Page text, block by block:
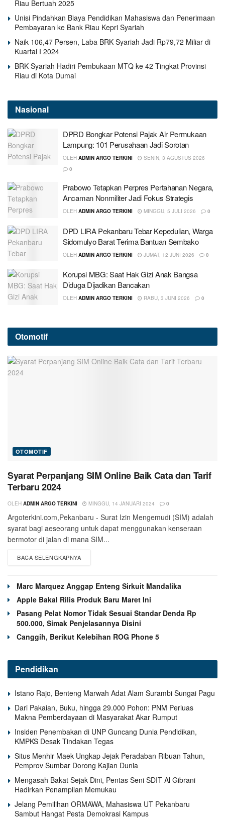
Riau Bertuah 2025
Unisi Pindahkan Biaya Pendidikan Mahasiswa dan Penerimaan
Pembayaran ke Bank Riau Kepri Syariah
Naik 106,47 Persen, Laba BRK Syariah Jadi Rp79,72 Miliar di
Kuartal I 2024
BRK Syariah Hadiri Pembukaan MTQ ke 42 Tingkat Provinsi
Riau di Kota Dumai
Nasional
DPRD Bongkar Potensi Pajak Air Permukaan
Lampung: 101 Perusahaan Jadi Sorotan
OLEH ADMIN ARGO TERKINI
SENIN, 3 AGUSTUS 2026
0
Prabowo Tetapkan Perpres Pertahanan Negara,
Ancaman Nonmiliter Jadi Fokus Strategis
OLEH ADMIN ARGO TERKINI MINGGU, 5 JULI 2026 0
DPD LIRA Pekanbaru Tebar Kepedulian, Warga
Sidomulyo Barat Terima Bantuan Sembako
OLEH ADMIN ARGO TERKINI JUMAT, 12 JUNI 2026 0
Korupsi MBG: Saat Hak Gizi Anak Bangsa
Diduga Dijadikan Bancakan
OLEH ADMIN ARGO TERKINI RABU, 3 JUNI 2026 0
Otomotif
OTOMOTIF
Syarat Perpanjang SIM Online Baik Cata dan Tarif
Terbaru 2024
OLEH ADMIN ARGO TERKINI MINGGU, 14 JANUARI 2024 0
Argoterkini.com,Pekanbaru - Surat Izin Mengemudi (SIM) adalah
syarat bagi aeseorang untuk dapat menggunakan kenseraan
bermotor di jalan di mana SIM...
BACA SELENGKAPNYA
Marc Marquez Anggap Enteng Sirkuit Mandalika
Apple Bakal Rilis Produk Baru Maret Ini
Pasang Pelat Nomor Tidak Sesuai Standar Denda Rp
500.000, Simak Penjelasannya Disini
Canggih, Berikut Kelebihan ROG Phone 5
Pendidikan
Istano Rajo, Benteng Marwah Adat Alam Surambi Sungai Pagu
Dari Pakaian, Buku, hingga 29.000 Pohon: PNM Perluas
Makna Pemberdayaan di Masyarakat Akar Rumput
Insiden Penembakan di UNP Guncang Dunia Pendidikan,
KMPKS Desak Tindakan Tegas
Situs Menhir Maek Ungkap Jejak Peradaban Ribuan Tahun,
Pemprov Sumbar Dorong Kajian Dunia
Mengasah Bakat Sejak Dini, Pentas Seni SDIT Al Gibrani
Hadirkan Penampilan Memukau
Jelang Pemilihan ORMAWA, Mahasiswa UT Pekanbaru
Sambut Hangat Pesta Demokrasi Kampus